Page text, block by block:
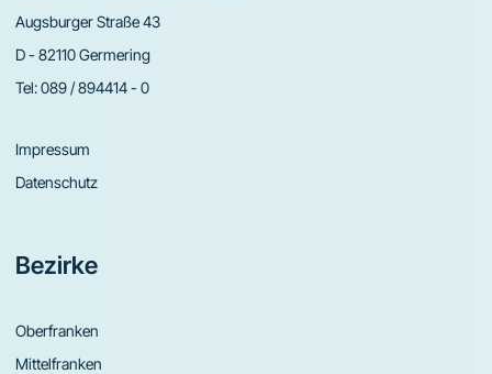
Augsburger Straße 43
D - 82110 Germering
Tel:089 / 894414 - 0
Impressum
Datenschutz
Bezirke
Oberfranken
Mittelfranken